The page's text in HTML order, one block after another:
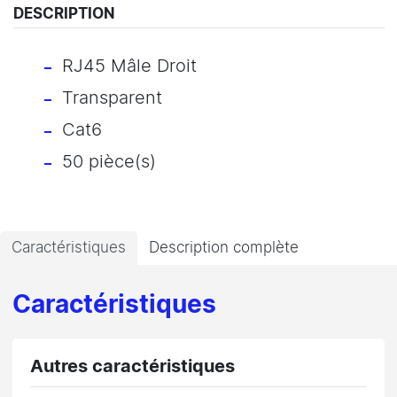
DESCRIPTION
RJ45 Mâle Droit
Transparent
Cat6
50 pièce(s)
Caractéristiques Description complète
Caractéristiques
Autres caractéristiques